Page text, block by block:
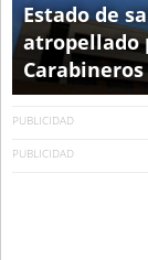
Estado de
atropellado
Carabineros
PUBLICIDAD
PUBLICIDAD